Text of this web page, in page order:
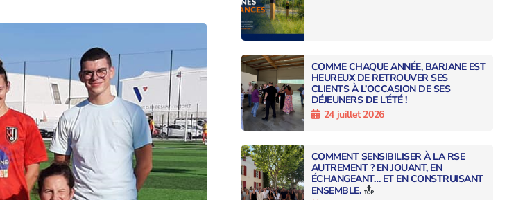
COMME CHAQUE ANNÉE, BARJANE EST
HEUREUX DE RETROUVER SES
CLIENTS À L’OCCASION DE SES
DÉJEUNERS DE L’ÉTÉ !
24 juillet 2026
COMMENT SENSIBILISER À LA RSE
AUTREMENT ? EN JOUANT, EN
ÉCHANGEANT… ET EN CONSTRUISANT
ENSEMBLE.